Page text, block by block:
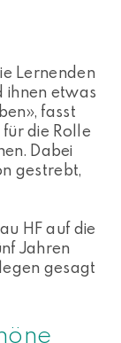
Lernenden
ihnen etwas
fasst
die Rolle
Dabei
gestrebt,
HF auf die
Jahren
gesagt